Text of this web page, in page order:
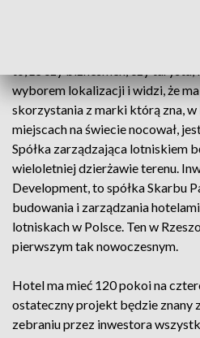
wyborem lokalizacji i widzi, że
skorzystania z marki którą zna,
miejscach na świecie nocował,
Spółka zarządzająca lotniskiem
wieloletniej dzierżawie terenu.
Development, to spółka Skarbu
budowania i zarządzania
lotniskach w Polsce. Ten w
pierwszym tak nowoczesnym.
Hotel ma mieć 120 pokoi na
ostateczny projekt będzie znany
zebraniu przez inwestora